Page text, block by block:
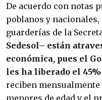
De acuerdo con notas
poblanos y nacionales,
guarderías de la
Sedesol– están
económica, pues el
les ha liberado el 45%
reciben
menores de edad y el